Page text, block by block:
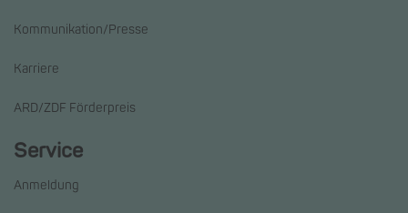
Kommunikation/Presse
Karriere
ARD/ZDF Förderpreis
Service
Anmeldung